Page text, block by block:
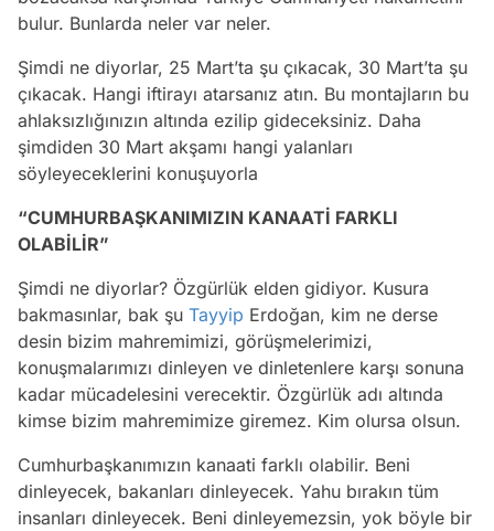
bulur. Bunlarda neler var neler.
Şimdi ne diyorlar, 25 Mart’ta şu çıkacak, 30 Mart’ta şu
çıkacak. Hangi iftirayı atarsanız atın. Bu montajların bu
ahlaksızlığınızın altında ezilip gideceksiniz. Daha
şimdiden 30 Mart akşamı hangi yalanları
söyleyeceklerini konuşuyorla
“CUMHURBAŞKANIMIZIN KANAATİ FARKLI
OLABİLİR”
Şimdi ne diyorlar? Özgürlük elden gidiyor. Kusura
bakmasınlar, bak şu Tayyip Erdoğan, kim ne derse
desin bizim mahremimizi, görüşmelerimizi,
konuşmalarımızı dinleyen ve dinletenlere karşı sonuna
kadar mücadelesini verecektir. Özgürlük adı altında
kimse bizim mahremimize giremez. Kim olursa olsun.
Cumhurbaşkanımızın kanaati farklı olabilir. Beni
dinleyecek, bakanları dinleyecek. Yahu bırakın tüm
insanları dinleyecek. Beni dinleyemezsin, yok böyle bir